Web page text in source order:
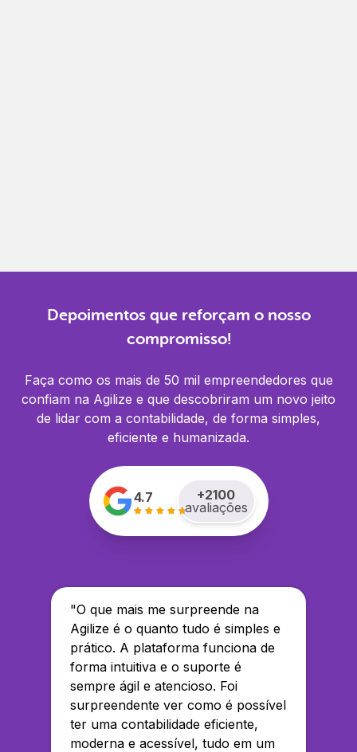
Depoimentos que reforçam o nosso
compromisso!
Faça como os mais de 50 mil empreendedores que
confiam na Agilize e que descobriram um novo jeito
de lidar com a contabilidade, de forma simples,
eficiente e humanizada.
4.7 +2100
avaliações
"O que mais me surpreende na
Agilize é o quanto tudo é simples e
prático. A plataforma funciona de
forma intuitiva e o suporte é
sempre ágil e atencioso. Foi
surpreendente ver como é possível
ter uma contabilidade eficiente,
moderna e acessível, tudo em um